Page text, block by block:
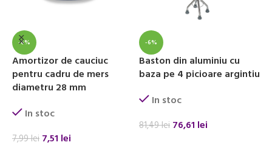
-6%
Amortizor de cauciuc
pentru cadru de mers
diametru 28 mm
In stoc
7,99lei 7,51 lei
-6%
Baston din aluminiu cu
baza pe 4 picioare argintiu
In stoc
81,49lei 76,61 lei